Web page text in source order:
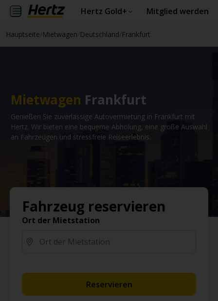
Hertz Gold+ Mitglied werden
Hauptseite Mietwagen Deutschland Frankfurt
Mietwagen Frankfurt
Genießen Sie zuverlässige Autovermietung in Frankfurt mit
Hertz. Wir bieten eine bequeme Abholung, eine große Auswahl
an Fahrzeugen und stressfreie Reiseerlebnis.
Fahrzeug reservieren
Ort der Mietstation
Reservieren